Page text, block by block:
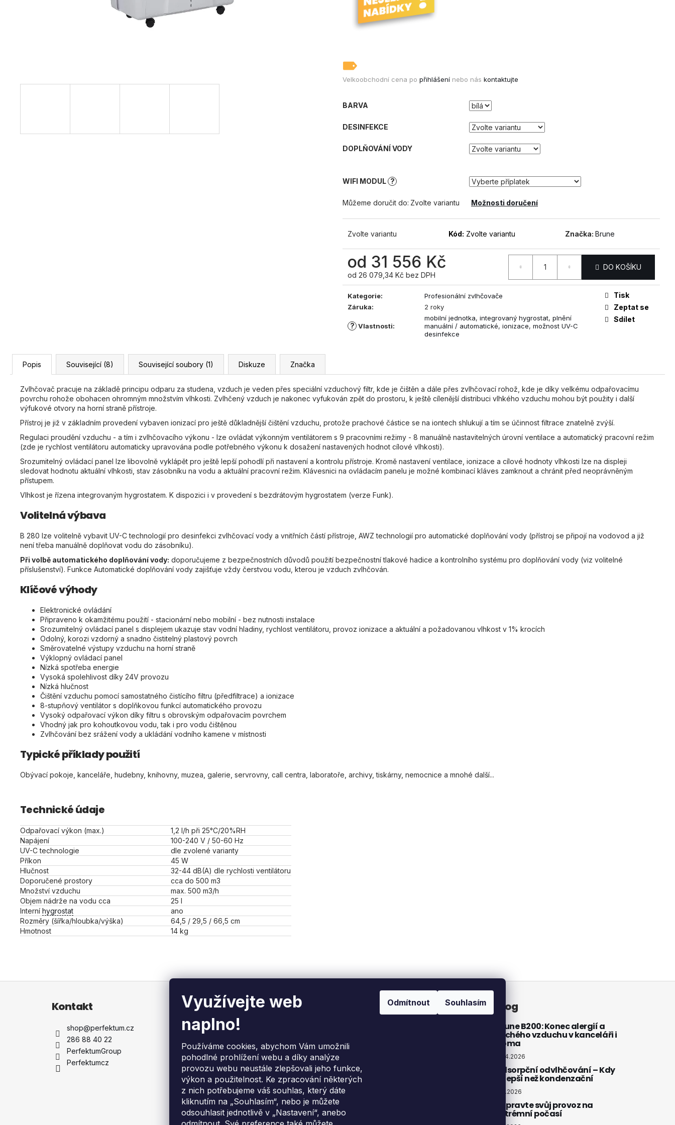
Využívejte web
naplno!
Používáme cookies, abychom Vám umožnili
pohodlné prohlížení webu a díky analýze
provozu webu neustále zlepšovali jeho funkce,
výkon a použitelnost. Ke zpracování některých
z nich potřebujeme váš souhlas, který dáte
kliknutím na „Souhlasím“, nebo je můžete
odsouhlasit jednotlivě v „Nastavení“, anebo
Odmítnout Souhlasím
Velkoobchodní cena po přihlášení nebo nás kontaktujte
BARVA
DESINFEKCE
DOPLŇOVÁNÍ VODY
WIFI MODUL ?
Můžeme doručit do: Zvolte variantu Možnosti doručení
Zvolte variantu Kód: Zvolte variantu Značka:Brune
od 31 556 Kč
od 26 079,34 Kč bez DPH
Měrná
cena:
DO KOŠÍKU
Kategorie:
Profesionální zvlhčovače
Záruka: 2 roky
? Vlastnosti:
mobilní jednotka, integrovaný hygrostat, plnění
manuální / automatické, ionizace, možnost UV-C
desinfekce
Tisk
Zeptat se
Sdílet
Popis Související (8) Související soubory (1) Diskuze Značka
Zvlhčovač pracuje na základě principu odparu za studena, vzduch je veden přes speciální vzduchový filtr, kde je čištěn a dále přes zvlhčovací rohož, kde je díky velkému odpařovacímu
povrchu rohože obohacen ohromným množstvím vlhkosti. Zvlhčený vzduch je nakonec vyfukován zpět do prostoru, k ještě cílenější distribuci vlhkého vzduchu mohou být použity i další
výfukové otvory na horní straně přístroje.
Přístroj je již v základním provedení vybaven ionizací pro ještě důkladnější čištění vzduchu, protože prachové částice se na iontech shlukují a tím se účinnost filtrace znatelně zvýší.
Regulaci proudění vzduchu - a tím i zvlhčovacího výkonu - lze ovládat výkonným ventilátorem s 9 pracovními režimy - 8 manuálně nastavitelných úrovní ventilace a automatický pracovní režim
(zde je rychlost ventilátoru automaticky upravována podle potřebného výkonu k dosažení nastavených hodnot cílové vlhkosti).
Srozumitelný ovládací panel lze libovolně vyklápět pro ještě lepší pohodlí při nastavení a kontrolu přístroje. Kromě nastavení ventilace, ionizace a cílové hodnoty vlhkosti lze na displeji
sledovat hodnotu aktuální vlhkosti, stav zásobníku na vodu a aktuální pracovní režim. Klávesnici na ovládacím panelu je možné kombinací kláves zamknout a chránit před neoprávněným
přístupem.
Vlhkost je řízena integrovaným hygrostatem. K dispozici i v provedení s bezdrátovým hygrostatem (verze Funk).
Volitelná výbava
B 280 lze volitelně vybavit UV-C technologií pro desinfekci zvlhčovací vody a vnitřních částí přístroje, AWZ technologií pro automatické doplňování vody (přístroj se připojí na vodovod a již
není třeba manuálně doplňovat vodu do zásobníku).
Při volbě automatického doplňování vody: doporučujeme z bezpečnostních důvodů použití bezpečnostní tlakové hadice a kontrolního systému pro doplňování vody (viz volitelné
příslušenství). Funkce Automatické doplňování vody zajišťuje vždy čerstvou vodu, kterou je vzduch zvlhčován.
Klíčové výhody
Elektronické ovládání
Připraveno k okamžitému použití - stacionární nebo mobilní - bez nutnosti instalace
Srozumitelný ovládací panel s displejem ukazuje stav vodní hladiny, rychlost ventilátoru, provoz ionizace a aktuální a požadovanou vlhkost v 1% krocích
Odolný, korozi vzdorný a snadno čistitelný plastový povrch
Směrovatelné výstupy vzduchu na horní straně
Výklopný ovládací panel
Nízká spotřeba energie
Vysoká spolehlivost díky 24V provozu
Nízká hlučnost
Čištění vzduchu pomocí samostatného čistícího filtru (předfiltrace) a ionizace
8-stupňový ventilátor s doplňkovou funkcí automatického provozu
Vysoký odpařovací výkon díky filtru s obrovským odpařovacím povrchem
Vhodný jak pro kohoutkovou vodu, tak i pro vodu čištěnou
Zvlhčování bez srážení vody a ukládání vodního kamene v místnosti
Typické příklady použití
Obývací pokoje, kanceláře, hudebny, knihovny, muzea, galerie, servrovny, call centra, laboratoře, archivy, tiskárny, nemocnice a mnohé další...
Technické údaje
Odpařovací výkon (max.)
1,2 l/h při 25°C/20%RH
Napájení
100-240 V / 50-60 Hz
UV-C technologie
dle zvolené varianty
Příkon
45 W
Hlučnost
32-44 dB(A) dle rychlosti ventilátoru
Doporučené prostory
cca do 500 m3
Množství vzduchu
max. 500 m3/h
Objem nádrže na vodu cca
25 l
Interní hygrostat
ano
Rozměry (šířka/hloubka/výška)
64,5 / 29,5 / 66,5 cm
Hmotnost
14 kg
BEZPEČNOSTNÍ SBĚRNÁ NÁDOBA
S ČIDLEM, LAK ŠEDÁ
STAVEBNÍ A PRŮMYSLOVÝ
ODVLHČOVAČ DANTHERM AD 995
STAVEBNÍ A PRŮMYSLOVÝ
ODVLHČOVAČ DANTHERM AD 975
+ OKAMŽITÝ ⟲ CASHBACK
Z
Kontakt
shop@perfektum.cz
286 88 40 22
PerfektumGroup
Perfektumcz
Informace pro vás
Doprava a platba
Garance nejlepší nabídky
Servis, náhradní díly a podpora
Vše o nákupu
Obchodní podmínky
Zpětný odběr použitého
elektrozařízení
Kontakt
Přijímáme online platby Blog
Brune B200: Konec alergií a
suchého vzduchu v kanceláři i
doma
20.4.2026
Adsorpční odvlhčování – Kdy
je lepší než kondenzační
4.3.2026
Připravte svůj provoz na
extrémní počasí